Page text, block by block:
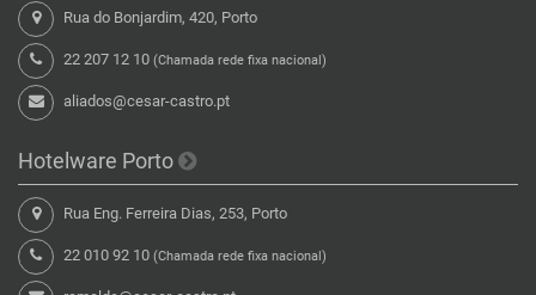
Rua do Bonjardim, 420, Porto
22 207 12 10 (Chamada rede fixa nacional)
aliados@cesar-castro.pt
Hotelware Porto
Rua Eng. Ferreira Dias, 253, Porto
22 010 92 10 (Chamada rede fixa nacional)